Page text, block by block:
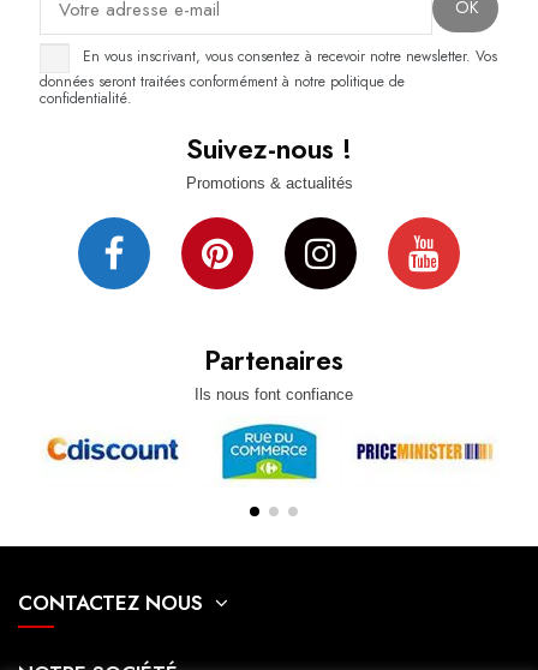
Partenaires
Ils nous font confiance
Suivez-nous !
Promotions & actualités
En vous inscrivant, vous consentez à recevoir notre newsletter. Vos
données seront traitées conformément à notre politique de
confidentialité.
CONTACTEZ NOUS